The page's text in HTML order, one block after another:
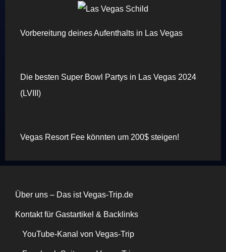
Vorbereitung deines Aufenthalts in Las Vegas
Die besten Super Bowl Partys in Las Vegas 2024
(LVIII)
Vegas Resort Fee könnten um 200$ steigen!
Über uns – Das ist Vegas-Trip.de
Kontakt für Gastartikel & Backlinks
YouTube-Kanal von Vegas-Trip